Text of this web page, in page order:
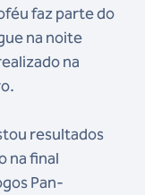
faz parte do
na noite
na
resultados
na final
Pan-